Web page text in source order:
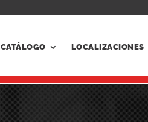
CATÁLOGO LOCALIZACIONES